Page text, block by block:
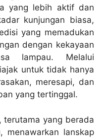
yang lebih aktif dan
kunjungan biasa,
yang memadukan
dengan kekayaan
lampau. Melalui
untuk tidak hanya
meresapi, dan
yang tertinggal.
terutama yang berada
menawarkan lanskap